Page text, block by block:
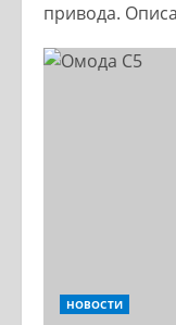
привода.
НОВОСТИ